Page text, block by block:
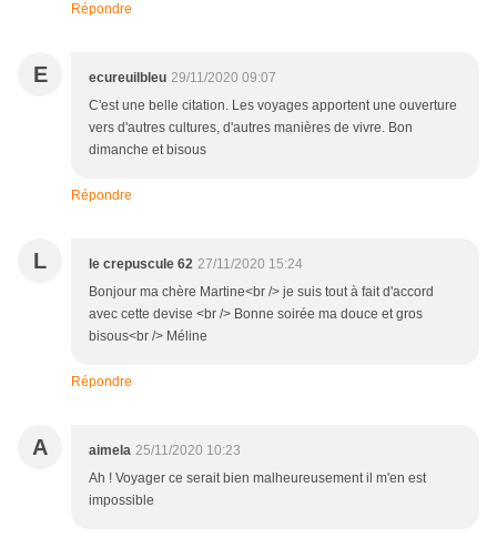
Répondre
E ecureuilbleu 29/11/2020 09:07
C'est une belle citation. Les voyages apportent une ouverture
vers d'autres cultures, d'autres manières de vivre. Bon
dimanche et bisous
Répondre
L le crepuscule 62 27/11/2020 15:24
Bonjour ma chère Martine<br /> je suis tout à fait d'accord
avec cette devise <br /> Bonne soirée ma douce et gros
bisous<br /> Méline
Répondre
A aimela 25/11/2020 10:23
Ah ! Voyager ce serait bien malheureusement il m'en est
impossible